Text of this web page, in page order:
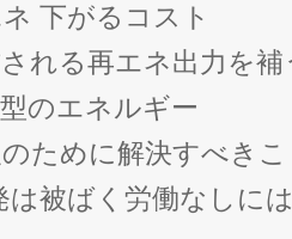
がるコスト
る再エネ出力を補
エネルギー
めに解決すべきこ
ばく労働なしには